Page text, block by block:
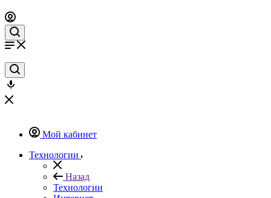
Мой кабинет
Технологии
Назад
Технологии